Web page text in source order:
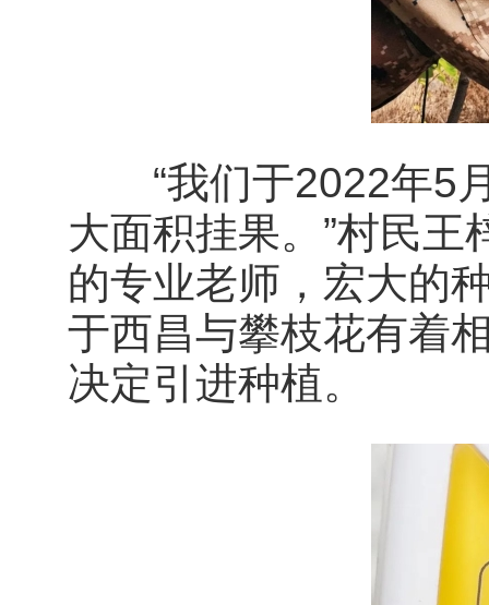
“我们于2022年5月
大面积挂果。”村民
的专业老师，宏大的
于西昌与攀枝花有着
决定引进种植。